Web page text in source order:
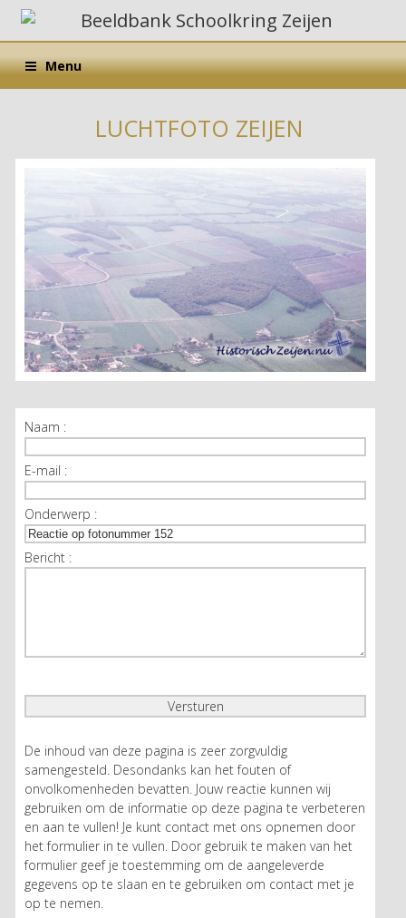
Menu
LUCHTFOTO ZEIJEN
Naam :
E-mail :
Onderwerp :
Bericht :
De inhoud van deze pagina is zeer zorgvuldig
samengesteld. Desondanks kan het fouten of
onvolkomenheden bevatten. Jouw reactie kunnen wij
gebruiken om de informatie op deze pagina te verbeteren
en aan te vullen! Je kunt contact met ons opnemen door
het formulier in te vullen. Door gebruik te maken van het
formulier geef je toestemming om de aangeleverde
gegevens op te slaan en te gebruiken om contact met je
op te nemen.